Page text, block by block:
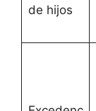
de hijos